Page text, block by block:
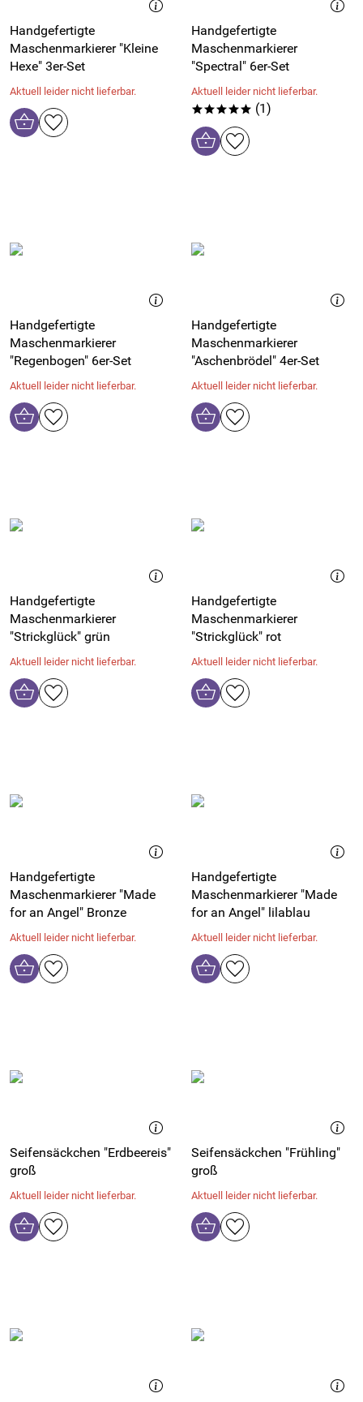
Handgefertigte
Maschenmarkierer "Kleine
Hexe" 3er-Set
Aktuell leider nicht lieferbar.
Handgefertigte
Maschenmarkierer
"Spectral" 6er-Set
Aktuell leider nicht lieferbar.
***** (1)
Handgefertigte
Maschenmarkierer
"Regenbogen" 6er-Set
Aktuell leider nicht lieferbar.
Handgefertigte
Maschenmarkierer
"Aschenbrödel" 4er-Set
Aktuell leider nicht lieferbar.
Handgefertigte
Maschenmarkierer
"Strickglück" grün
Aktuell leider nicht lieferbar.
Handgefertigte
Maschenmarkierer
"Strickglück" rot
Aktuell leider nicht lieferbar.
Handgefertigte
Maschenmarkierer "Made
for an Angel" Bronze
Aktuell leider nicht lieferbar.
Handgefertigte
Maschenmarkierer "Made
for an Angel" lilablau
Aktuell leider nicht lieferbar.
Seifensäckchen "Erdbeereis"
groß
Aktuell leider nicht lieferbar.
Seifensäckchen "Frühling"
groß
Aktuell leider nicht lieferbar.